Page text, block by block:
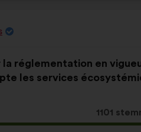
la réglementation en
les services
Dit
voorstel
1101